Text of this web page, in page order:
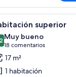
una silla, balcón con
6 superior
de 10
Muy bueno
18 comentarios
(18 comentarios)
17 m²
1 habitación